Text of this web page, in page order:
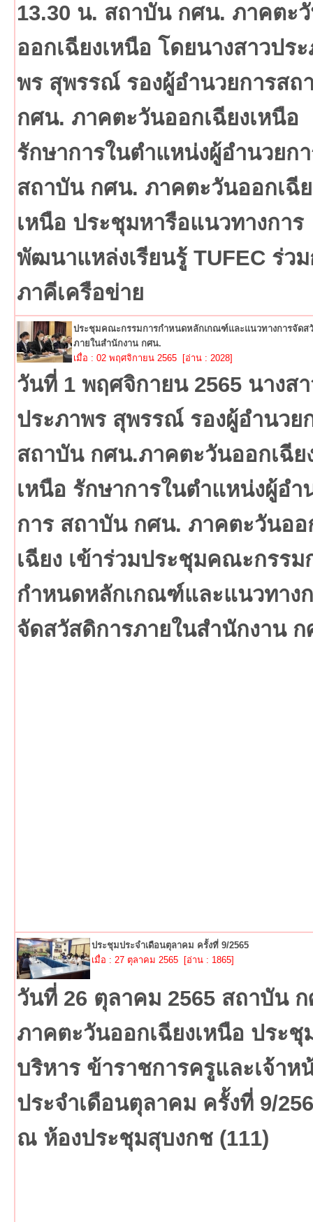
13.30 น. สถาบัน กศน. ภาคตะ
ออกเฉียงเหนือ โดยนางสาวปร
พร สุพรรณ์ รองผู้อำนวยการสถ
กศน. ภาคตะวันออกเฉียงเหนือ
รักษาการในตำแหน่งผู้อำนวยก
สถาบัน กศน. ภาคตะวันออกเฉี
เหนือ ประชุมหารือแนวทางการ
พัฒนาแหล่งเรียนรู้ TUFEC ร่ว
ภาคีเครือข่าย
ประชุมคณะกรรมการกำหนดหลักเกณฑ์และแนวทางการจัดส
ภายในสำนักงาน กศน.
เมื่อ : 02 พฤศจิกายน 2565 [อ่าน : 2028]
วันที่ 1 พฤศจิกายน 2565 นางส
ประภาพร สุพรรณ์ รองผู้อำนวย
สถาบัน กศน.ภาคตะวันออกเฉีย
เหนือ รักษาการในตำแหน่งผู้อำ
การ สถาบัน กศน. ภาคตะวันออ
เฉียง เข้าร่วมประชุมคณะกรรม
กำหนดหลักเกณฑ์และแนวทาง
จัดสวัสดิการภายในสำนักงาน
ประชุมประจำเดือนตุลาคม ครั้งที่ 9/2565
เมื่อ : 27 ตุลาคม 2565 [อ่าน : 1865]
วันที่ 26 ตุลาคม 2565 สถาบัน
ภาคตะวันออกเฉียงเหนือ ประชุ
บริหาร ข้าราชการครูและเจ้าห
ประจำเดือนตุลาคม ครั้งที่ 9/
ณ ห้องประชุมสุบงกช (111)